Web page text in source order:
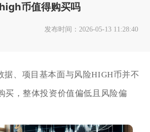
high币值得购买吗
发布时间：2026-05-13 11:28:40
据、项目基本面与风险HIGH币并不
买，整体投资价值偏低且风险偏